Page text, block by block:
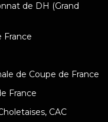
de DH (Grand
France
de Coupe de France
France
CAC